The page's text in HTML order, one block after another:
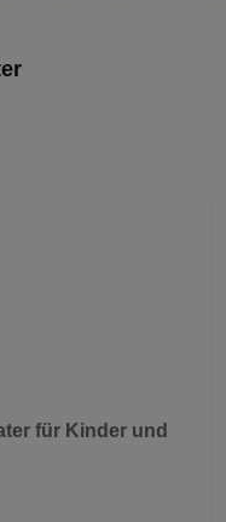
für Kinder und